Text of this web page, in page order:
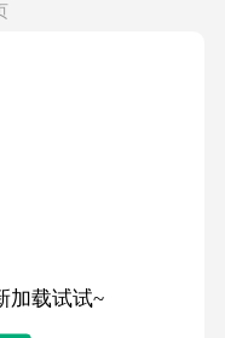
加载试试~